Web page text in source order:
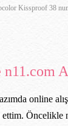
Kissproof 38
online
Öncelikle